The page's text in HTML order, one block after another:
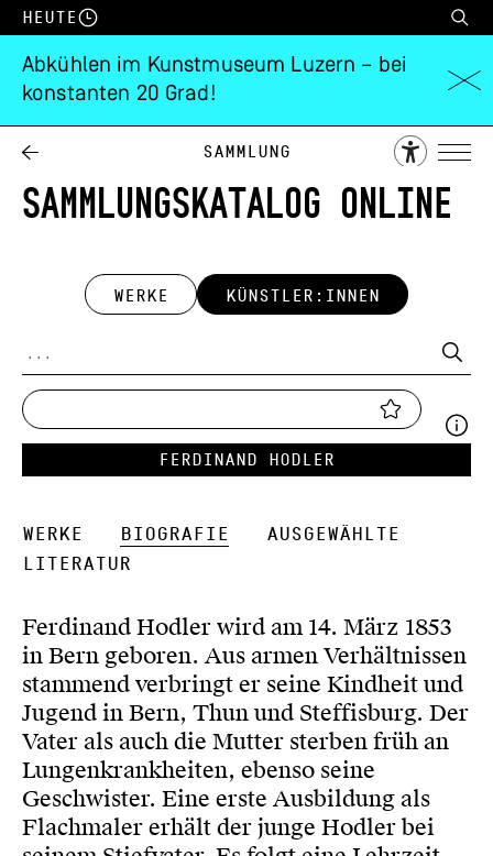
Heute
Abkühlen im Kunstmuseum Luzern – bei
konstanten 20 Grad!
Sammlung
SAMMLUNGSKATALOG ONLINE
WERKE KÜNSTLER:INNEN
Ferdinand Hodler
Werke Biografie
Ausgewählte
Literatur
Ferdinand Hodler wird am 14. März 1853
in Bern geboren. Aus armen Verhältnissen
stammend verbringt er seine Kindheit und
Jugend in Bern, Thun und Steffisburg. Der
Vater als auch die Mutter sterben früh an
Lungenkrankheiten, ebenso seine
Geschwister. Eine erste Ausbildung als
Flachmaler erhält der junge Hodler bei